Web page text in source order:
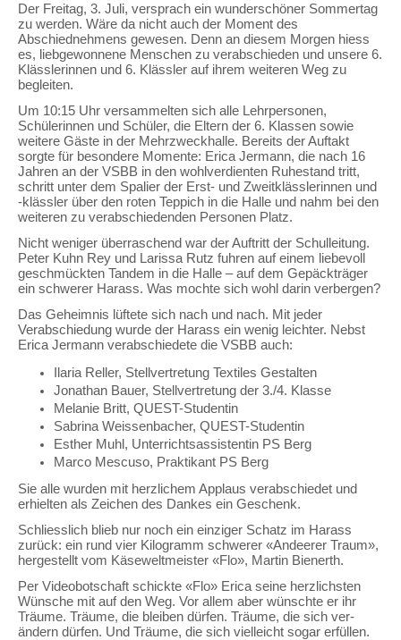
Der Freitag, 3. Juli, versprach ein wunderschöner Sommertag
zu werden. Wäre da nicht auch der Moment des
Abschiednehmens gewesen. Denn an diesem Morgen hiess
es, liebgewonnene Menschen zu verabschieden und unsere 6.
Klässlerinnen und 6. Klässler auf ihrem weiteren Weg zu
begleiten.
Um 10:15 Uhr versammelten sich alle Lehrpersonen,
Schülerinnen und Schüler, die Eltern der 6. Klassen sowie
weitere Gäste in der Mehrzweckhalle. Bereits der Auftakt
sorgte für besondere Momente: Erica Jermann, die nach 16
Jahren an der VSBB in den wohlverdienten Ruhestand tritt,
schritt unter dem Spalier der Erst- und Zweitklässlerinnen und
-klässler über den roten Teppich in die Halle und nahm bei den
weiteren zu verabschiedenden Personen Platz.
Nicht weniger überraschend war der Auftritt der Schulleitung.
Peter Kuhn Rey und Larissa Rutz fuhren auf einem liebevoll
geschmückten Tandem in die Halle – auf dem Gepäckträger
ein schwerer Harass. Was mochte sich wohl darin verbergen?
Das Geheimnis lüftete sich nach und nach. Mit jeder
Verabschiedung wurde der Harass ein wenig leichter. Nebst
Erica Jermann verabschiedete die VSBB auch:
Ilaria Reller, Stellvertretung Textiles Gestalten
Jonathan Bauer, Stellvertretung der 3./4. Klasse
Melanie Britt, QUEST-Studentin
Sabrina Weissenbacher, QUEST-Studentin
Esther Muhl, Unterrichtsassistentin PS Berg
Marco Mescuso, Praktikant PS Berg
Sie alle wurden mit herzlichem Applaus verabschiedet und
erhielten als Zeichen des Dankes ein Geschenk.
Schliesslich blieb nur noch ein einziger Schatz im Harass
zurück: ein rund vier Kilogramm schwerer «Andeerer Traum»,
hergestellt vom Käseweltmeister «Flo», Martin Bienerth.
Per Videobotschaft schickte «Flo» Erica seine herzlichsten
Wünsche mit auf den Weg. Vor allem aber wünschte er ihr
Träume. Träume, die bleiben dürfen. Träume, die sich ver-
ändern dürfen. Und Träume, die sich vielleicht sogar erfüllen.